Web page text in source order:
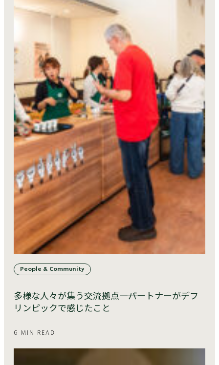
People & Community
多様な人々が集う交流拠点――――パートナーがデフ
リンピックで感じたこと
6 MIN READ